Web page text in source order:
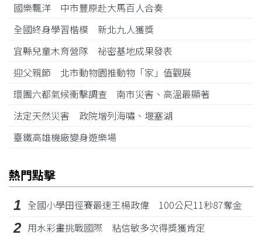
國樂飄洋 中市豐原赴大馬百人合奏
全國終身學習楷模 新北九人獲獎
宜縣兒童木育營隊 祕密基地成果發表
迎父親節 北市動物園推動物「家」值觀展
環團六都氣候衝擊調查 南市災害、高溫最顯著
法定天然災害 政院增列海嘯、堰塞湖
臺鐵高雄機廠變身遊樂場
熱門點擊
1 全國小學田徑賽最速王楊政偉 100公尺11秒87奪金
2 用水彩畫挑戰國際 粘信敏多次得獎獲肯定